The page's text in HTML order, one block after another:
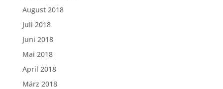
August 2018
Juli 2018
Juni 2018
Mai 2018
April 2018
März 2018